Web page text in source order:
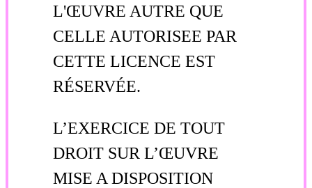
L'ŒUVRE AUTRE QUE
CELLE AUTORISEE PAR
CETTE LICENCE EST
RÉSERVÉE.
L’EXERCICE DE TOUT
DROIT SUR L’ŒUVRE
MISE A DISPOSITION